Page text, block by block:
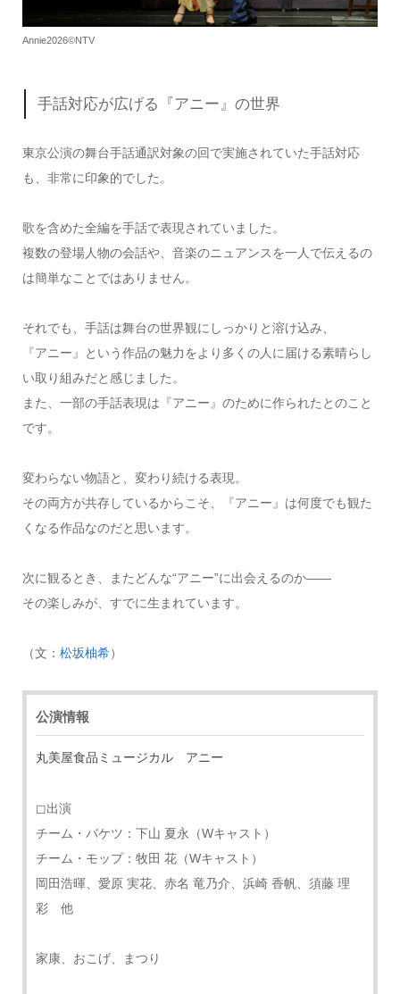
Annie2026©NTV
手話対応が広げる『アニー』の世界
東京公演の舞台手話通訳対象の回で実施されていた手話対応
も、非常に印象的でした。
歌を含めた全編を手話で表現されていました。
複数の登場人物の会話や、音楽のニュアンスを一人で伝えるの
は簡単なことではありません。
それでも、手話は舞台の世界観にしっかりと溶け込み、
『アニー』という作品の魅力をより多くの人に届ける素晴らし
い取り組みだと感じました。
また、一部の手話表現は『アニー』のために作られたとのこと
です。
変わらない物語と、変わり続ける表現。
その両方が共存しているからこそ、『アニー』は何度でも観た
くなる作品なのだと思います。
次に観るとき、またどんな“アニー”に出会えるのか――
その楽しみが、すでに生まれています。
（文： 松坂柚希）
公演情報
丸美屋食品ミュージカル アニー
◻︎出演
チーム・バケツ：下山 夏永（Wキャスト）
チーム・モップ：牧田 花（Wキャスト）
岡田浩暉、愛原 実花、赤名 竜乃介、浜崎 香帆、須藤 理
彩 他
家康、おこげ、まつり